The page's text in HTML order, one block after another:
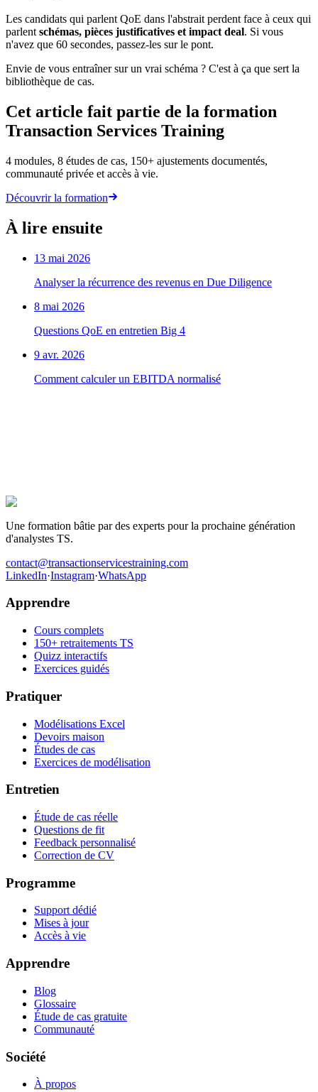
Les candidats qui parlent QoE dans l'abstrait perdent face à ceux qui
parlent schémas, pièces justificatives et impact deal. Si vous
n'avez que 60 secondes, passez-les sur le pont.
Envie de vous entraîner sur un vrai schéma ? C'est à ça que sert la
bibliothèque de cas.
Cet article fait partie de la formation
Transaction Services Training
4 modules, 8 études de cas, 150+ ajustements documentés,
communauté privée et accès à vie.
Découvrir la formation
À lire ensuite
13 mai 2026
Analyser la récurrence des revenus en Due Diligence
8 mai 2026
Questions QoE en entretien Big 4
9 avr. 2026
Comment calculer un EBITDA normalisé
Être recruté en Transaction Services
Une formation bâtie par des experts pour la prochaine génération
d'analystes TS.
contact@transactionservicestraining.com
LinkedIn·Instagram·WhatsApp
Apprendre
Cours complets
150+ retraitements TS
Quizz interactifs
Exercices guidés
Pratiquer
Modélisations Excel
Devoirs maison
Études de cas
Exercices de modélisation
Entretien
Étude de cas réelle
Questions de fit
Feedback personnalisé
Correction de CV
Programme
Support dédié
Mises à jour
Accès à vie
Apprendre
Blog
Glossaire
Étude de cas gratuite
Communauté
Société
À propos